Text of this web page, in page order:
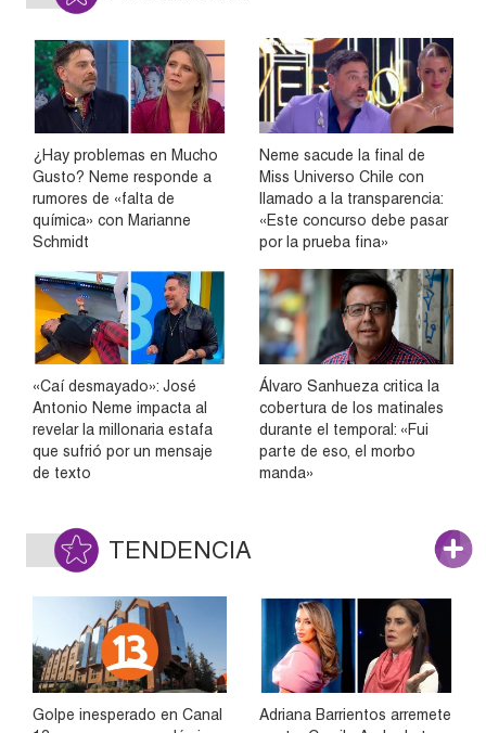
¿Hay problemas en Mucho
Gusto? Neme responde a
rumores de «falta de
química» con Marianne
Schmidt
Neme sacude la final de
Miss Universo Chile con
llamado a la transparencia:
«Este concurso debe pasar
por la prueba fina»
«Caí desmayado»: José
Antonio Neme impacta al
revelar la millonaria estafa
que sufrió por un mensaje
de texto
Álvaro Sanhueza critica la
cobertura de los matinales
durante el temporal: «Fui
parte de eso, el morbo
manda»
TENDENCIA
Golpe inesperado en Canal
Adriana Barrientos arremete